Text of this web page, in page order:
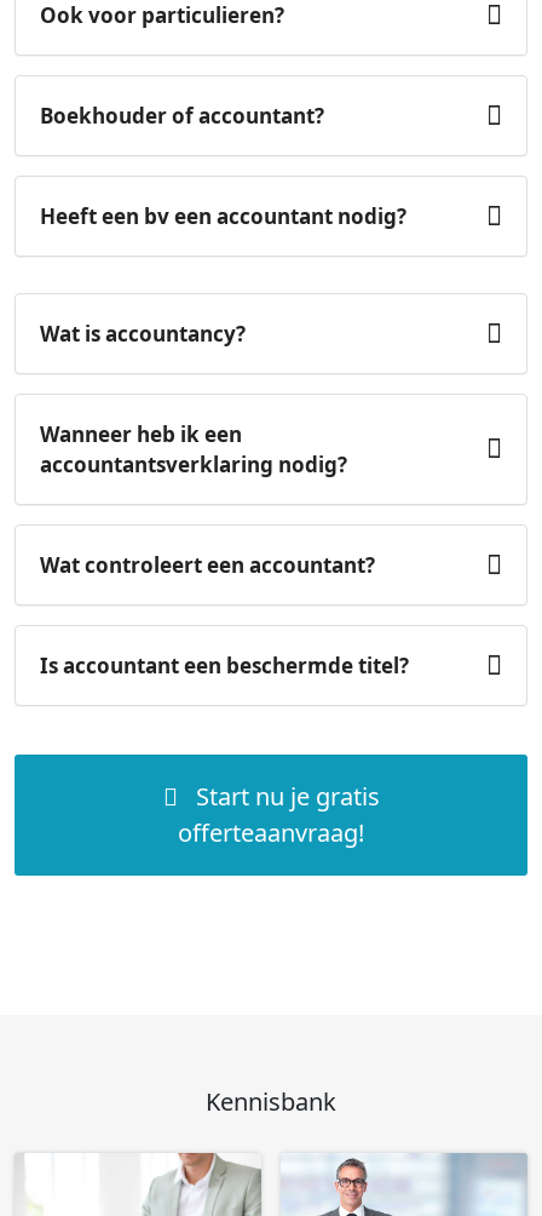
Ook voor particulieren?
Boekhouder of accountant?
Heeft een bv een accountant nodig?
Wat is accountancy?
Wanneer heb ik een
accountantsverklaring nodig?
Wat controleert een accountant?
Is accountant een beschermde titel?
Start nu je gratis
offerteaanvraag!
Kennisbank